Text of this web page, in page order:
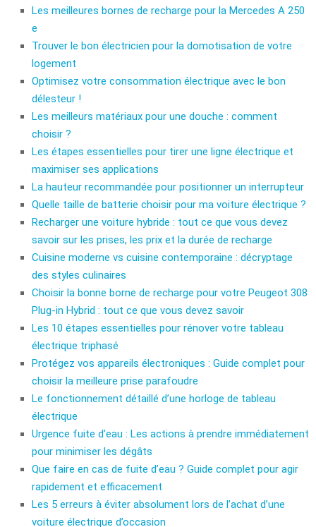
Les meilleures bornes de recharge pour la Mercedes A 250
e
Trouver le bon électricien pour la domotisation de votre
logement
Optimisez votre consommation électrique avec le bon
délesteur !
Les meilleurs matériaux pour une douche : comment
choisir ?
Les étapes essentielles pour tirer une ligne électrique et
maximiser ses applications
La hauteur recommandée pour positionner un interrupteur
Quelle taille de batterie choisir pour ma voiture électrique ?
Recharger une voiture hybride : tout ce que vous devez
savoir sur les prises, les prix et la durée de recharge
Cuisine moderne vs cuisine contemporaine : décryptage
des styles culinaires
Choisir la bonne borne de recharge pour votre Peugeot 308
Plug-in Hybrid : tout ce que vous devez savoir
Les 10 étapes essentielles pour rénover votre tableau
électrique triphasé
Protégez vos appareils électroniques : Guide complet pour
choisir la meilleure prise parafoudre
Le fonctionnement détaillé d’une horloge de tableau
électrique
Urgence fuite d’eau : Les actions à prendre immédiatement
pour minimiser les dégâts
Que faire en cas de fuite d’eau ? Guide complet pour agir
rapidement et efficacement
Les 5 erreurs à éviter absolument lors de l’achat d’une
voiture électrique d’occasion